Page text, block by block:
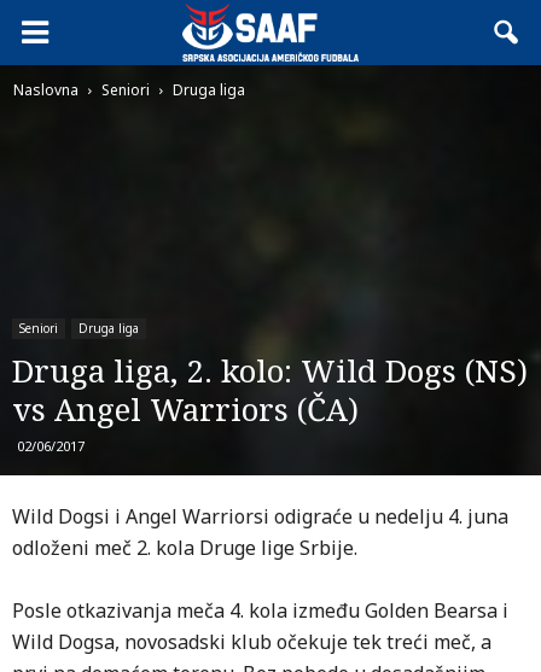
Naslovna Seniori Druga liga
Seniori Druga liga
Druga liga, 2. kolo: Wild Dogs (NS)
vs Angel Warriors (ČA)
02/06/2017
Wild Dogsi i Angel Warriorsi odigraće u nedelju 4. juna
odloženi meč 2. kola Druge lige Srbije.
Posle otkazivanja meča 4. kola između Golden Bearsa i
Wild Dogsa, novosadski klub očekuje tek treći meč, a